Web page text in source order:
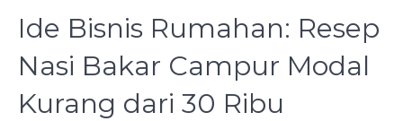
Ide Bisnis Rumahan: Resep
Nasi Bakar Campur Modal
Kurang dari 30 Ribu